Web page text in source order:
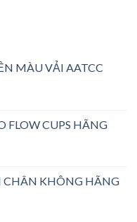
MÀU VẢI AATCC
FLOW CUPS HÃNG
CHÂN KHÔNG HÃNG